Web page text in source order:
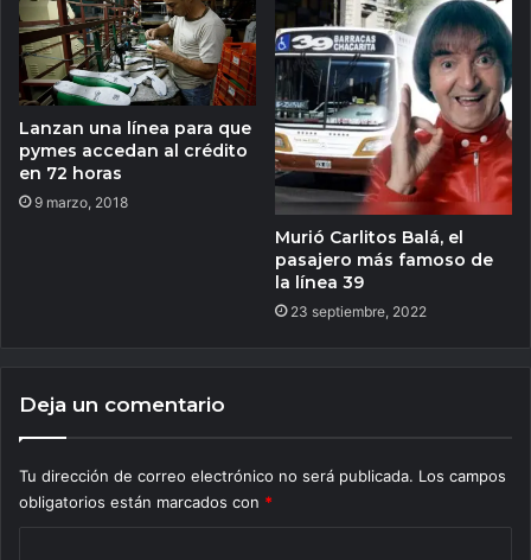
Lanzan una línea para que
pymes accedan al crédito
en 72 horas
9 marzo, 2018
Murió Carlitos Balá, el
pasajero más famoso de
la línea 39
23 septiembre, 2022
Deja un comentario
Tu dirección de correo electrónico no será publicada. Los campos
obligatorios están marcados con *